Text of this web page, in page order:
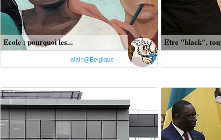
Ecole : pourquoi les...
alain@Belgique
Etre "black",